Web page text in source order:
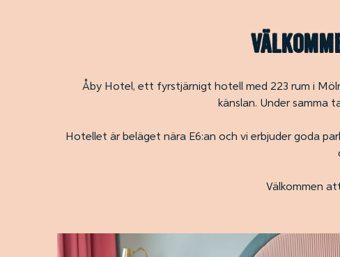
Åby Hotel, ett fyrstjärnigt hotell med 223 rum i
känslan. Under samma
Hotellet är beläget nära E6:an och vi erbjuder goda
Välkommen